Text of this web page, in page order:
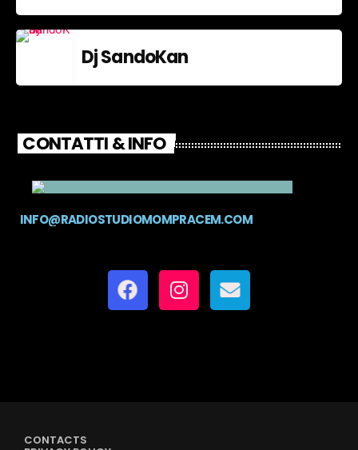
Dj SandoKan
CONTATTI & INFO
INFO@RADIOSTUDIOMOMPRACEM.COM
CONTACTS